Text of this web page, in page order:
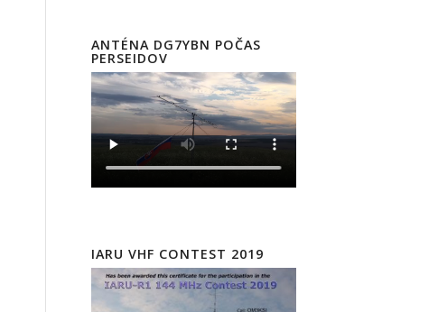
ANTÉNA DG7YBN POČAS
PERSEIDOV
IARU VHF CONTEST 2019